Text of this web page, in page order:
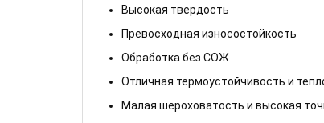
Высокая твердость
Превосходная износостойкость
Обработка без СОЖ
Отличная термоустойчивость и
Малая шероховатость и высокая